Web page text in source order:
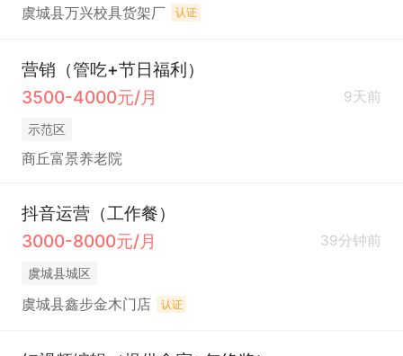
虞城县万兴校具货架厂 认证
营销（管吃+节日福利）
3500-4000元/月
9天前
示范区
商丘富景养老院
抖音运营（工作餐）
3000-8000元/月
39分钟前
虞城县城区
虞城县鑫步金木门店 认证